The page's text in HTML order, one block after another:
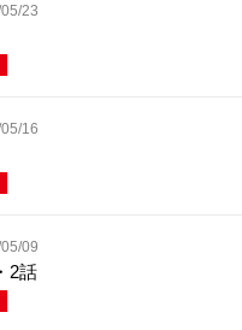
23
16
09
2話